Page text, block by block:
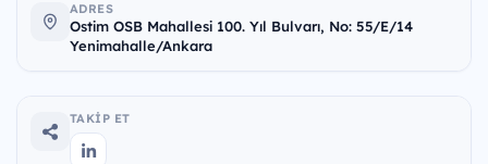
ADRES
Ostim OSB Mahallesi 100. Yıl Bulvarı, No: 55/E/14
Yenimahalle/Ankara
TAKIP ET